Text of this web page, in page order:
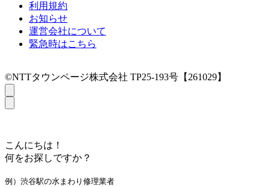
利用規約
お知らせ
運営会社について
緊急時はこちら
©NTTタウンページ株式会社 TP25-193号【261029】
こんにちは！
何をお探しですか？
例）渋谷駅の水まわり修理業者